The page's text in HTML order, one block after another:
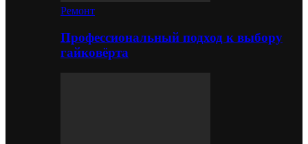
Ремонт
Профессиональный подход к выбору
гайковёрта